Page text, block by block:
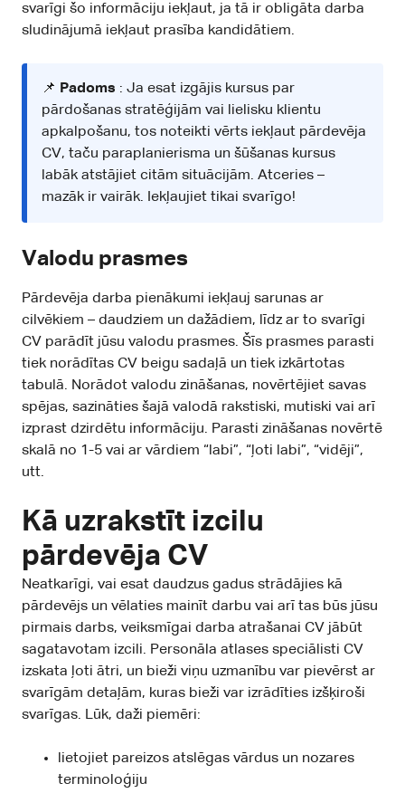
svarīgi šo informāciju iekļaut, ja tā ir obligāta darba
sludinājumā iekļaut prasība kandidātiem.
📌 Padoms : Ja esat izgājis kursus par
pārdošanas stratēģijām vai lielisku klientu
apkalpošanu, tos noteikti vērts iekļaut pārdevēja
CV, taču paraplanierisma un šūšanas kursus
labāk atstājiet citām situācijām. Atceries –
mazāk ir vairāk. Iekļaujiet tikai svarīgo!
Valodu prasmes
Pārdevēja darba pienākumi iekļauj sarunas ar
cilvēkiem – daudziem un dažādiem, līdz ar to svarīgi
CV parādīt jūsu valodu prasmes. Šīs prasmes parasti
tiek norādītas CV beigu sadaļā un tiek izkārtotas
tabulā. Norādot valodu zināšanas, novērtējiet savas
spējas, sazināties šajā valodā rakstiski, mutiski vai arī
izprast dzirdētu informāciju. Parasti zināšanas novērtē
skalā no 1-5 vai ar vārdiem “labi”, “ļoti labi”, “vidēji”,
utt.
Kā uzrakstīt izcilu
pārdevēja CV
Neatkarīgi, vai esat daudzus gadus strādājies kā
pārdevējs un vēlaties mainīt darbu vai arī tas būs jūsu
pirmais darbs, veiksmīgai darba atrašanai CV jābūt
sagatavotam izcili. Personāla atlases speciālisti CV
izskata ļoti ātri, un bieži viņu uzmanību var pievērst ar
svarīgām detaļām, kuras bieži var izrādīties izšķiroši
svarīgas. Lūk, daži piemēri:
lietojiet pareizos atslēgas vārdus un nozares
terminoloģiju